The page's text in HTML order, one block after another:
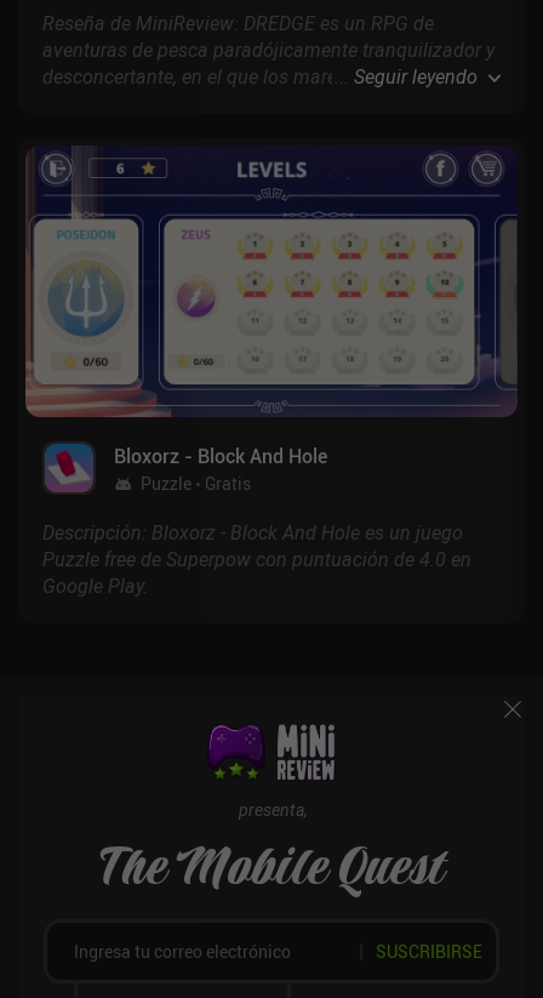
Reseña de MiniReview: DREDGE es un RPG de
aventuras de pesca paradójicamente tranquilizador y
desconcertante, en el que los mares serenos dan
psicológico, crea una experiencia única que
realmente nos atrapa... *cough*.
... Seguir leyendo
Bloxorz - Block And Hole
Puzzle Gratis
Descripción: Bloxorz - Block And Hole es un juego
Puzzle free de Superpow con puntuación de 4.0 en
Google Play.
presenta,
The Mobile Quest
SUSCRIBIRSE